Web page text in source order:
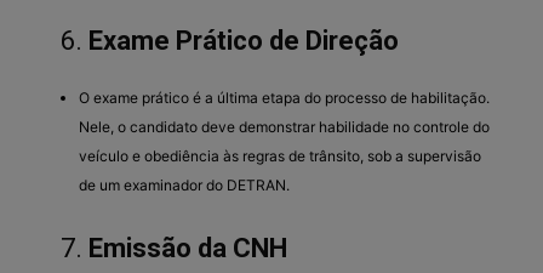
6. Exame Prático de Direção
O exame prático é a última etapa do processo de habilitação.
Nele, o candidato deve demonstrar habilidade no controle do
veículo e obediência às regras de trânsito, sob a supervisão
de um examinador do DETRAN.
7. Emissão da CNH